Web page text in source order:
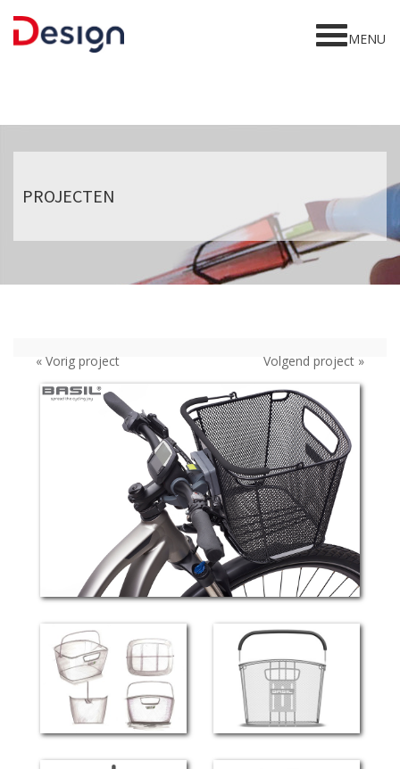
Home
Projecten
Contact
MENU
PROJECTEN
« Vorig project Volgend project »